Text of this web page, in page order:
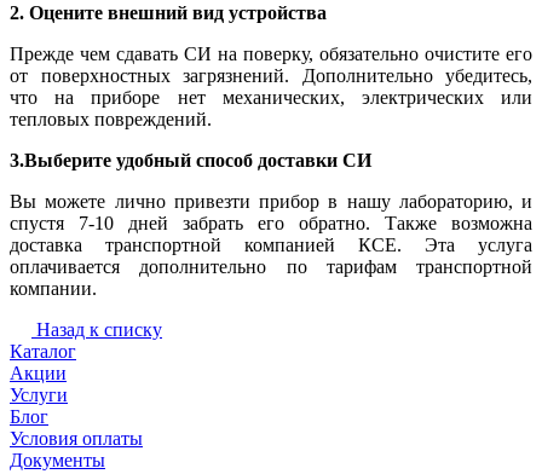
2. Оцените внешний вид устройства
Прежде чем сдавать СИ на поверку, обязательно очистите его
от поверхностных загрязнений. Дополнительно убедитесь,
что на приборе нет механических, электрических или
тепловых повреждений.
3.Выберите удобный способ доставки СИ
Вы можете лично привезти прибор в нашу лабораторию, и
спустя 7-10 дней забрать его обратно. Также возможна
доставка транспортной компанией КСЕ. Эта услуга
оплачивается дополнительно по тарифам транспортной
компании.
Назад к списку
Каталог
Акции
Услуги
Блог
Условия оплаты
Документы